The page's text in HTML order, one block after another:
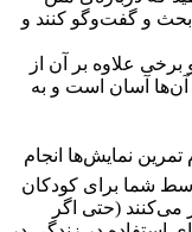
بحث و گفت‌وگو کنند و
علاوه بر آن از
آسان است و به
نمایش‌ها انجام
شما برای کودکان
می‌کنند (حتی اگر